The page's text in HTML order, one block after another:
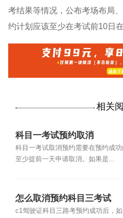
考结果等情况，公布考场布局
约计划应该至少在考试前10日
相关
科目一考试预约取消
科目一考试取消预约需要在预约成功
至少提前一天申请取消。如果是...
怎么取消预约科目三考试
c1驾驶证科目三路考预约成功后，